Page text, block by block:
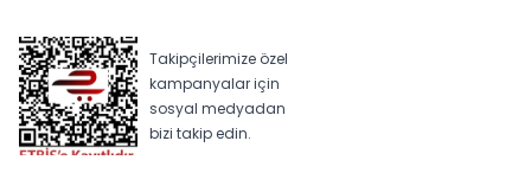
Takipçilerimize özel
kampanyalar için
sosyal medyadan
bizi takip edin.